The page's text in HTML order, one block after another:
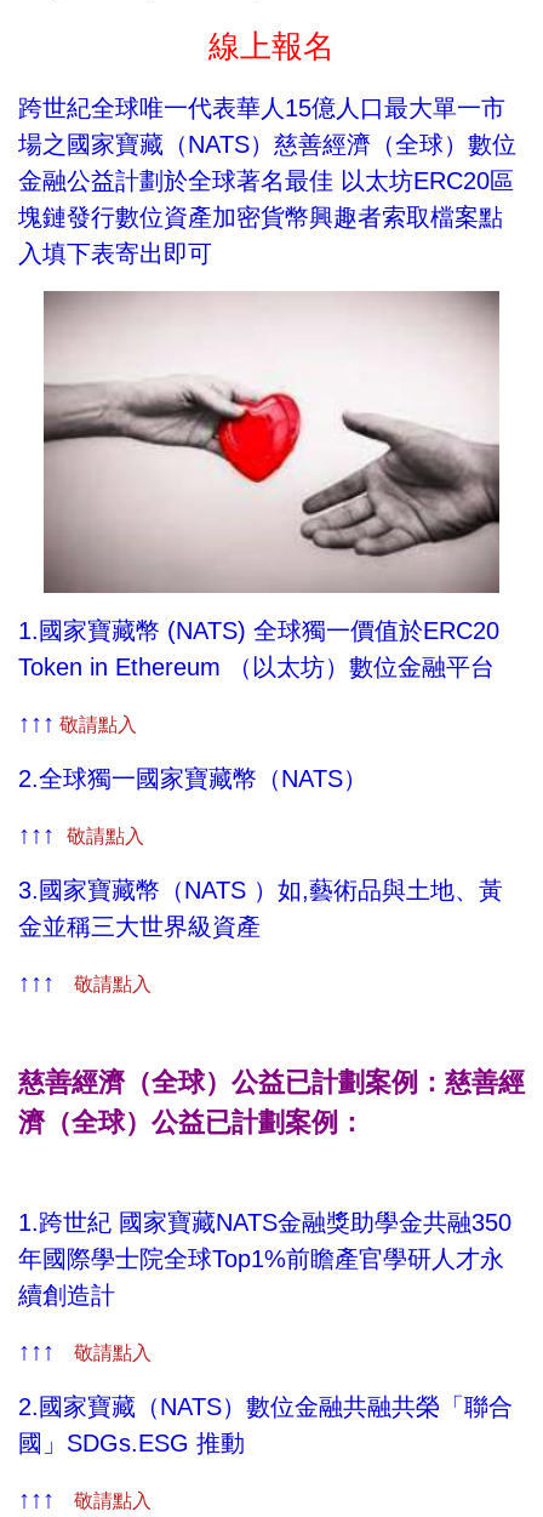
線上報名
跨世紀全球唯一代表華人15億人口最大單一市
場之國家寶藏（NATS）慈善經濟（全球）數位
金融公益計劃於全球著名最佳 以太坊ERC20區
塊鏈發行數位資產加密貨幣興趣者索取檔案點
入填下表寄出即可
1.國家寶藏幣 (NATS) 全球獨一價值於ERC20
Token in Ethereum （以太坊）數位金融平台
↑↑↑ 敬請點入
2.全球獨一國家寶藏幣（NATS）
↑↑↑ 敬請點入
3.國家寶藏幣（NATS ）如,藝術品與土地、黃
金並稱三大世界級資產
↑↑↑ 敬請點入
慈善經濟（全球）公益已計劃案例：慈善經
濟（全球）公益已計劃案例：
1.跨世紀 國家寶藏NATS金融獎助學金共融350
年國際學士院全球Top1%前瞻產官學研人才永
續創造計
↑↑↑ 敬請點入
2.國家寶藏（NATS）數位金融共融共榮「聯合
國」SDGs.ESG 推動
↑↑↑ 敬請點入